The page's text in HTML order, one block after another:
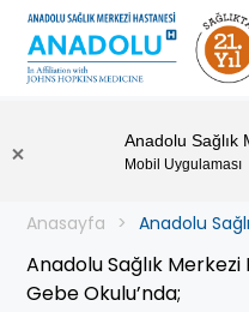
Anadolu Sağlık
Mobil Uygulaması
Anasayfa Anadolu
Anadolu Sağlık
Gebe Okulu’nda;